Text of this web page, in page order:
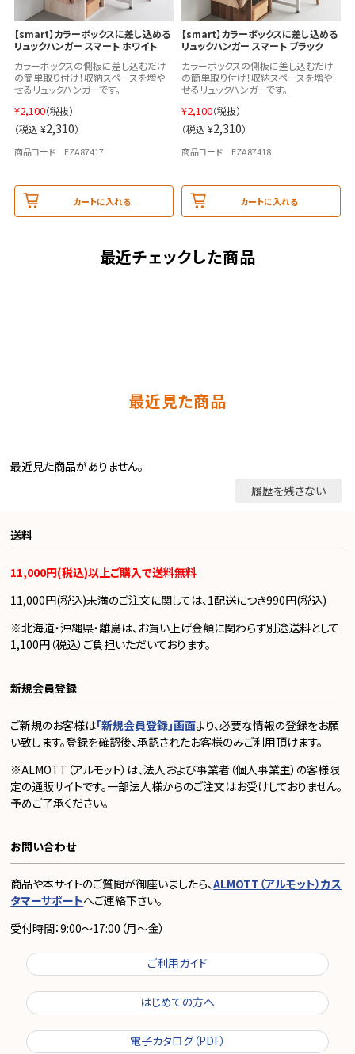
【smart】カラーボックスに差し込める
リュックハンガー スマート ホワイト
カラーボックスの側板に差し込むだけ
の簡単取り付け！収納スペースを増や
せるリュックハンガーです。
¥2,100（税抜）
（税込 ¥2,310）
商品コード EZA87417
カートに入れる
【smart】カラーボックスに差し込める
リュックハンガー スマート ブラック
カラーボックスの側板に差し込むだけ
の簡単取り付け！収納スペースを増や
せるリュックハンガーです。
¥2,100（税抜）
（税込 ¥2,310）
商品コード EZA87418
カートに入れる
最近チェックした商品
最近見た商品
最近見た商品がありません。
履歴を残さない
送料
11,000円(税込)以上ご購入で送料無料
11,000円(税込)未満のご注文に関しては、1配送につき990円(税込)
※北海道・沖縄県・離島は、お買い上げ金額に関わらず別途送料として
1,100円（税込）ご負担いただいております。
新規会員登録
ご新規のお客様は「新規会員登録」画面より、必要な情報の登録をお願
い致します。登録を確認後、承認されたお客様のみご利用頂けます。
※ALMOTT（アルモット）は、法人および事業者（個人事業主）の客様限
定の通販サイトです。一部法人様からのご注文はお受けしておりません。
予めご了承ください。
お問い合わせ
商品や本サイトのご質問が御座いましたら、ALMOTT（アルモット）カス
タマーサポートへご連絡下さい。
受付時間：9:00～17:00（月～金）
ご利用ガイド
はじめての方へ
電子カタログ（PDF）